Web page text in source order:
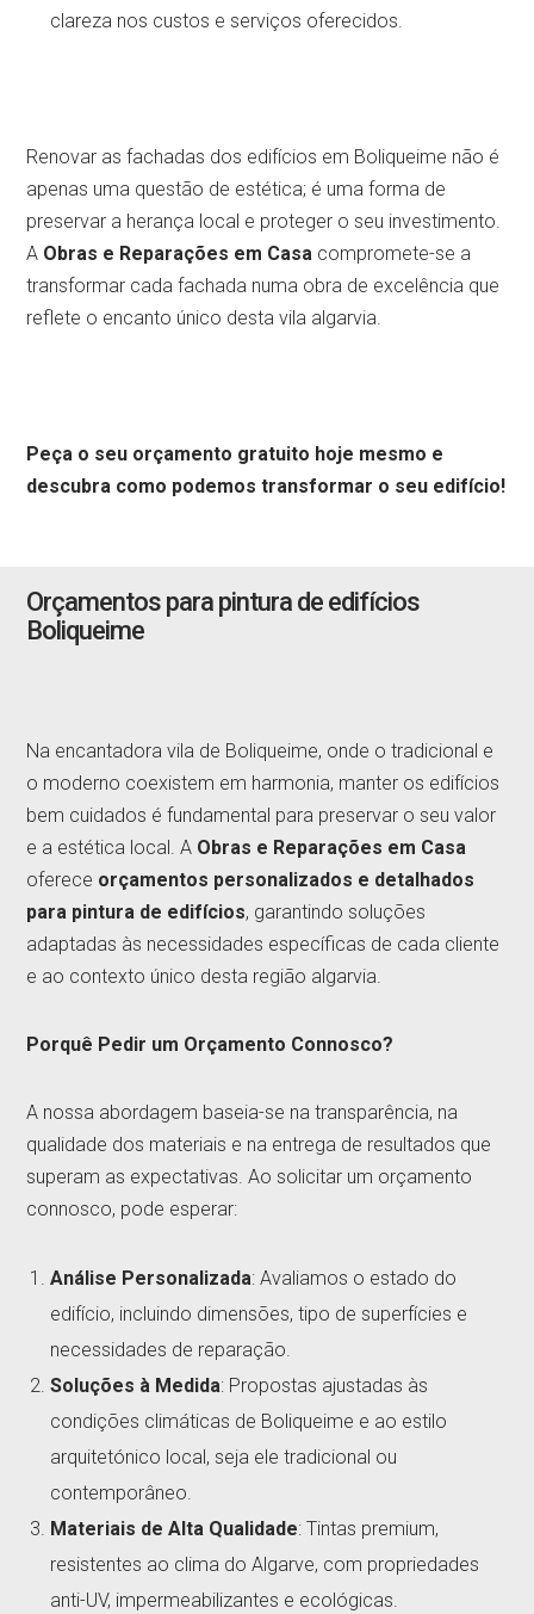
clareza nos custos e serviços oferecidos.
Renovar as fachadas dos edifícios em Boliqueime não é
apenas uma questão de estética; é uma forma de
preservar a herança local e proteger o seu investimento.
A Obras e Reparações em Casa compromete-se a
transformar cada fachada numa obra de excelência que
reflete o encanto único desta vila algarvia.
Peça o seu orçamento gratuito hoje mesmo e
descubra como podemos transformar o seu edifício!
Orçamentos para pintura de edifícios
Boliqueime
Na encantadora vila de Boliqueime, onde o tradicional e
o moderno coexistem em harmonia, manter os edifícios
bem cuidados é fundamental para preservar o seu valor
e a estética local. A Obras e Reparações em Casa
oferece orçamentos personalizados e detalhados
para pintura de edifícios, garantindo soluções
adaptadas às necessidades específicas de cada cliente
e ao contexto único desta região algarvia.
Porquê Pedir um Orçamento Connosco?
A nossa abordagem baseia-se na transparência, na
qualidade dos materiais e na entrega de resultados que
superam as expectativas. Ao solicitar um orçamento
connosco, pode esperar:
Análise Personalizada: Avaliamos o estado do
edifício, incluindo dimensões, tipo de superfícies e
necessidades de reparação.
Soluções à Medida: Propostas ajustadas às
condições climáticas de Boliqueime e ao estilo
arquitetónico local, seja ele tradicional ou
contemporâneo.
Materiais de Alta Qualidade: Tintas premium,
resistentes ao clima do Algarve, com propriedades
anti-UV, impermeabilizantes e ecológicas.